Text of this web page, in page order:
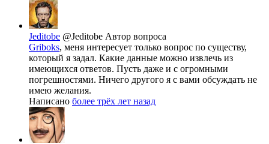
Jeditobe @Jeditobe Автор вопроса
Griboks, меня интересует только вопрос по существу,
который я задал. Какие данные можно извлечь из
имеющихся ответов. Пусть даже и с огромными
погрешностями. Ничего другого я с вами обсуждать не
имею желания.
Написано более трёх лет назад